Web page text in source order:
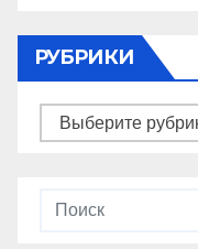
РУБРИКИ
Рубрики